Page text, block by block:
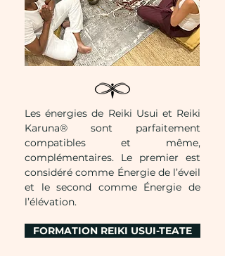
Les énergies de Reiki Usui et Reiki
Karuna® sont parfaitement
compatibles et même,
complémentaires. Le premier est
considéré comme Énergie de l’éveil
et le second comme Énergie de
l’élévation.
FORMATION REIKI USUI-TEATE